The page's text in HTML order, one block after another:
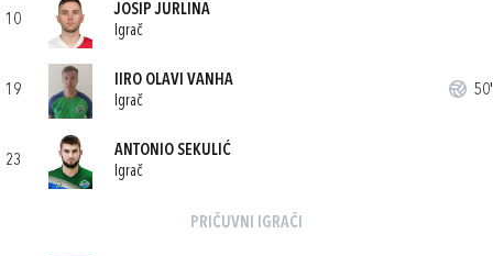
10
JOSIP JURLINA
Igrač
19
IIRO OLAVI VANHA
Igrač
50'
23
ANTONIO SEKULIĆ
Igrač
PRIČUVNI IGRAČI